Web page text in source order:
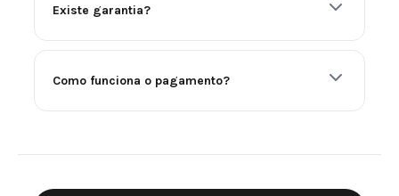
Existe garantia?
Como funciona o pagamento?